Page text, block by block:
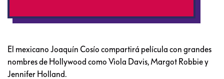
El mexicano Joaquín Cosío compartirá película con grandes
nombres de Hollywood como Viola Davis, Margot Robbie y
Jennifer Holland.